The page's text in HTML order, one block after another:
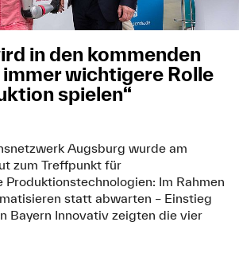
in den kommenden
immer wichtigere Rolle
spielen“
Augsburg wurde am
zum Treffpunkt für
Produktionstechnologien: Im Rahmen
statt abwarten – Einstieg
Bayern Innovativ zeigten die vier